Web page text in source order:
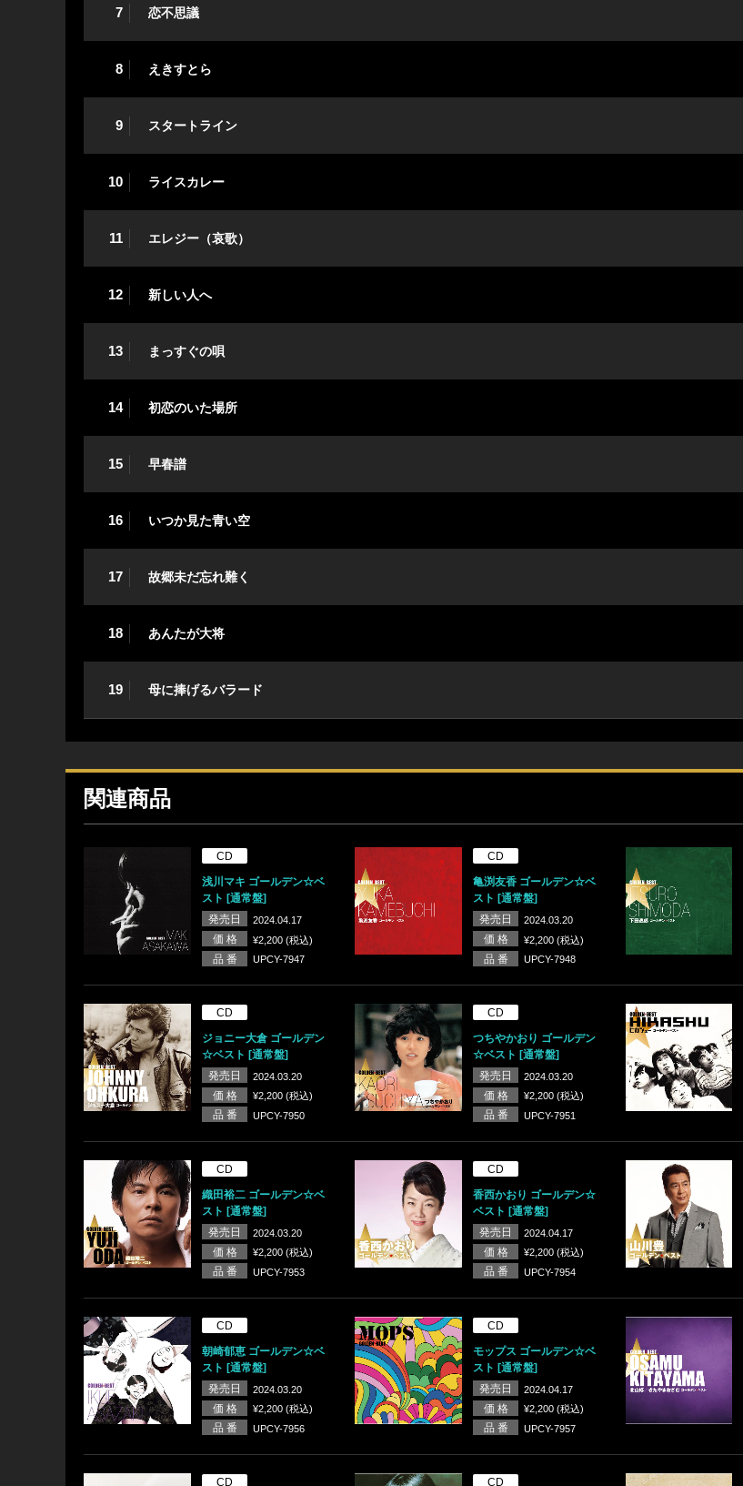
7 恋不思議
8 えきすとら
9 スタートライン
10 ライスカレー
11 エレジー（哀歌）
12 新しい人へ
13 まっすぐの唄
14 初恋のいた場所
15 早春譜
16 いつか見た青い空
17 故郷未だ忘れ難く
18 あんたが大将
19 母に捧げるバラード
関連商品
CD
浅川マキ ゴールデン☆ベ
スト [通常盤]
発売日
2024.04.17
価 格 ¥2,200 (税込)
品 番 UPCY-7947
CD
亀渕友香 ゴールデン☆ベ
スト [通常盤]
発売日
2024.03.20
価 格 ¥2,200 (税込)
品 番 UPCY-7948
CD
ジョニー大倉 ゴールデン
☆ベスト [通常盤]
発売日
2024.03.20
価 格 ¥2,200 (税込)
品 番 UPCY-7950
CD
つちやかおり ゴールデン
☆ベスト [通常盤]
発売日
2024.03.20
価 格 ¥2,200 (税込)
品 番 UPCY-7951
CD
織田裕二 ゴールデン☆ベ
スト [通常盤]
発売日
2024.03.20
価 格 ¥2,200 (税込)
品 番 UPCY-7953
CD
香西かおり ゴールデン☆
ベスト [通常盤]
発売日
2024.04.17
価 格 ¥2,200 (税込)
品 番 UPCY-7954
CD
朝崎郁恵 ゴールデン☆ベ
スト [通常盤]
発売日
2024.03.20
価 格 ¥2,200 (税込)
品 番 UPCY-7956
CD
モップス ゴールデン☆ベ
スト [通常盤]
発売日
2024.04.17
価 格 ¥2,200 (税込)
品 番 UPCY-7957
CD CD